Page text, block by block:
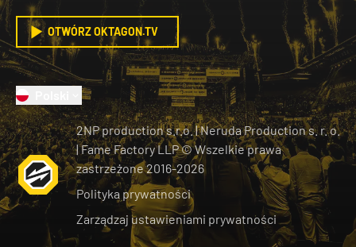
OTWÓRZ OKTAGON.TV
2NP production s.r.o.|Neruda Production s. r. o.
| Fame Factory LLP © Wszelkie prawa
zastrzeżone2016-2026
Polityka prywatności
Zarządzaj ustawieniami prywatności